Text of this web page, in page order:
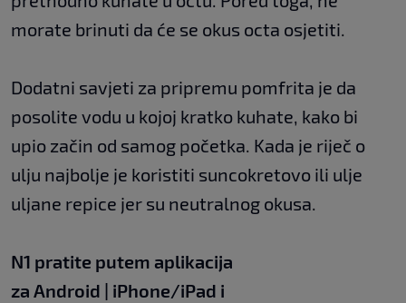
morate brinuti da će se okus octa osjetiti.
Dodatni savjeti za pripremu pomfrita je da
posolite vodu u kojoj kratko kuhate, kako bi
upio začin od samog početka. Kada je riječ o
ulju najbolje je koristiti suncokretovo ili ulje
uljane repice jer su neutralnog okusa.
N1 pratite putem aplikacija
za Android | iPhone/iPad i